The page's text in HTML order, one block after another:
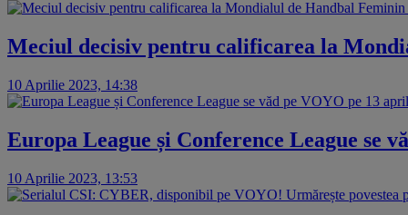
Meciul decisiv pentru calificarea la
10 Aprilie 2023, 14:38
Europa League și Conference League se
10 Aprilie 2023, 13:53